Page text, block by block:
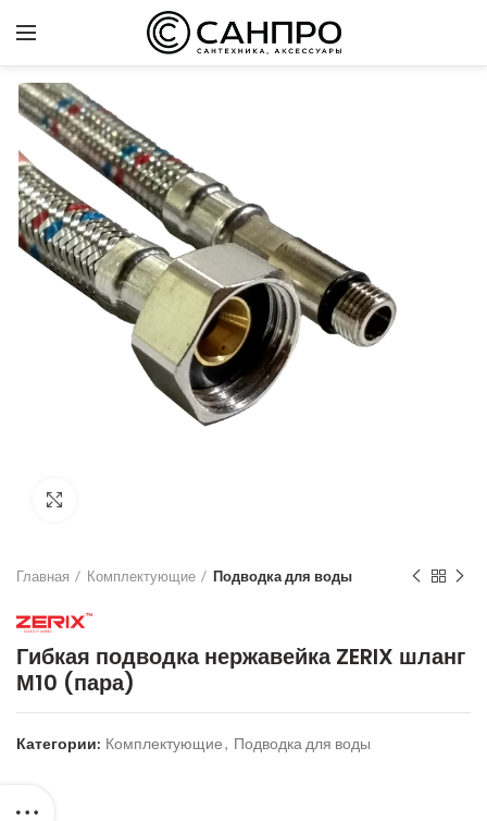
Главная Комплектующие Подводка для воды
Гибкая подводка нержавейка ZERIX шланг
М10 (пара)
Категории: Комплектующие, Подводка для воды